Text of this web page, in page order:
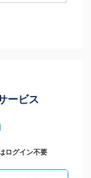
ービス
ログイン不要